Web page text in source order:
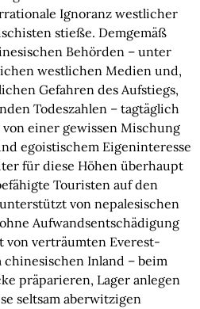
Ignoranz westlicher
stieße. Demgemäß
Behörden – unter
westlichen Medien und,
Gefahren des Aufstiegs,
Todeszahlen – tagtäglich
einer gewissen Mischung
egoistischem Eigeninteresse
für diese Höhen überhaupt
Touristen auf den
von nepalesischen
Aufwandsentschädigung
verträumten Everest-
Inland – beim
präparieren, Lager anlegen
seltsam aberwitzigen